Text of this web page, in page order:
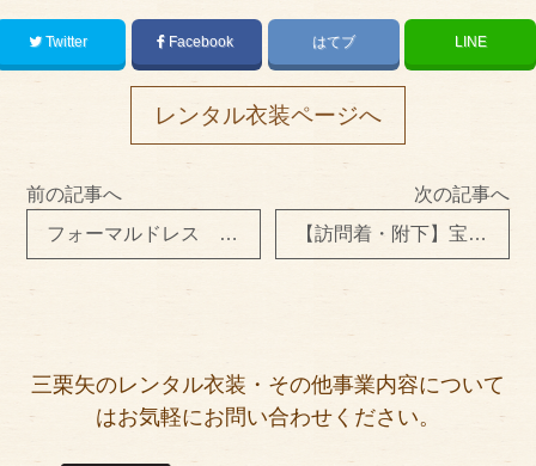
Twitter Facebook はてブ LINE
レンタル衣装ページへ
前の記事へ
フォーマルドレス ma-40ｇ
次の記事へ
【訪問着・附下】宝箱 松 H703
三栗矢のレンタル衣装・その他事業内容について
はお気軽にお問い合わせください。